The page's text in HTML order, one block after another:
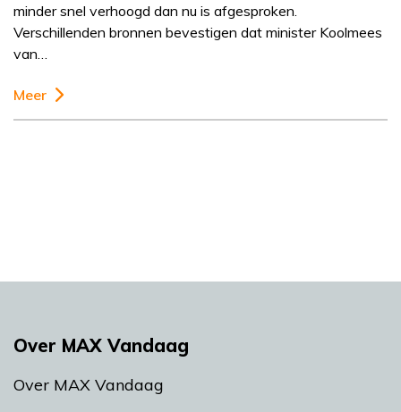
minder snel verhoogd dan nu is afgesproken.
Verschillenden bronnen bevestigen dat minister Koolmees
van…
Meer
Over MAX Vandaag
Over MAX Vandaag